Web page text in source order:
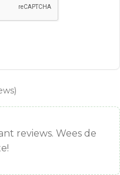
)
reviews. Wees de